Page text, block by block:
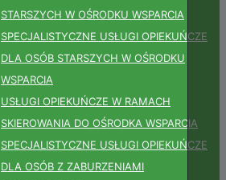
STARSZYCH W OŚRODKU WSPARCIA
SPECJALISTYCZNE USŁUGI OPIEKUŃCZE
DLA OSÓB STARSZYCH W OŚRODKU
WSPARCIA
USŁUGI OPIEKUŃCZE W RAMACH
SKIEROWANIA DO OŚRODKA WSPARCIA
SPECJALISTYCZNE USŁUGI OPIEKUŃCZE
DLA OSÓB Z ZABURZENIAMI